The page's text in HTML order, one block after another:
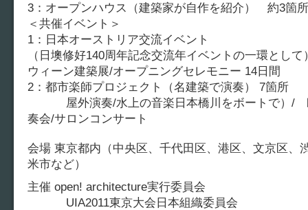
3：オープンハウス（建築家が自作を紹介） 約3箇所
＜共催イベント＞
1：日本オーストリア交流イベント
（日墺修好140周年記念交流年イベントの一環として
ウィーン建築展/オープニングセレモニー 14日間
2：都市楽師プロジェクト（名建築で演奏） 7箇所
屋外演奏/水上の音楽日本橋川をボートで）/
奏会/サロンコンサート
会場 東京都内（中央区、千代田区、港区、文京区、
米市など）
主催 open! architecture実行委員会
UIA2011東京大会日本組織委員会